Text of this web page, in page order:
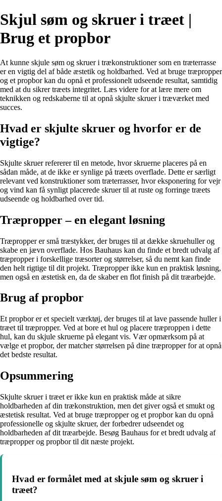
Skjul søm og skruer i træet |
Brug et propbor
At kunne skjule søm og skruer i trækonstruktioner som en træterrasse
er en vigtig del af både æstetik og holdbarhed. Ved at bruge træpropper
og et propbor kan du opnå et professionelt udseende resultat, samtidig
med at du sikrer træets integritet. Læs videre for at lære mere om
teknikken og redskaberne til at opnå skjulte skruer i træværket med
succes.
Hvad er skjulte skruer og hvorfor er de
vigtige?
Skjulte skruer refererer til en metode, hvor skruerne placeres på en
sådan måde, at de ikke er synlige på træets overflade. Dette er særligt
relevant ved konstruktioner som træterrasser, hvor eksponering for vejr
og vind kan få synligt placerede skruer til at ruste og forringe træets
udseende og holdbarhed over tid.
Træpropper – en elegant løsning
Træpropper er små træstykker, der bruges til at dække skruehuller og
skabe en jævn overflade. Hos Bauhaus kan du finde et bredt udvalg af
træpropper i forskellige træsorter og størrelser, så du nemt kan finde
den helt rigtige til dit projekt. Træpropper ikke kun en praktisk løsning,
men også en æstetisk en, da de skaber en flot finish på dit træarbejde.
Brug af propbor
Et propbor er et specielt værktøj, der bruges til at lave passende huller i
træet til træpropper. Ved at bore et hul og placere træproppen i dette
hul, kan du skjule skruerne på elegant vis. Vær opmærksom på at
vælge et propbor, der matcher størrelsen på dine træpropper for at opnå
det bedste resultat.
Opsummering
Skjulte skruer i træet er ikke kun en praktisk måde at sikre
holdbarheden af din trækonstruktion, men det giver også et smukt og
æstetisk resultat. Ved at bruge træpropper og et propbor kan du opnå
professionelle og skjulte skruer, der forbedrer udseendet og
holdbarheden af dit træarbejde. Besøg Bauhaus for et bredt udvalg af
træpropper og propbor til dit næste projekt.
Hvad er formålet med at skjule søm og skruer i
træet?